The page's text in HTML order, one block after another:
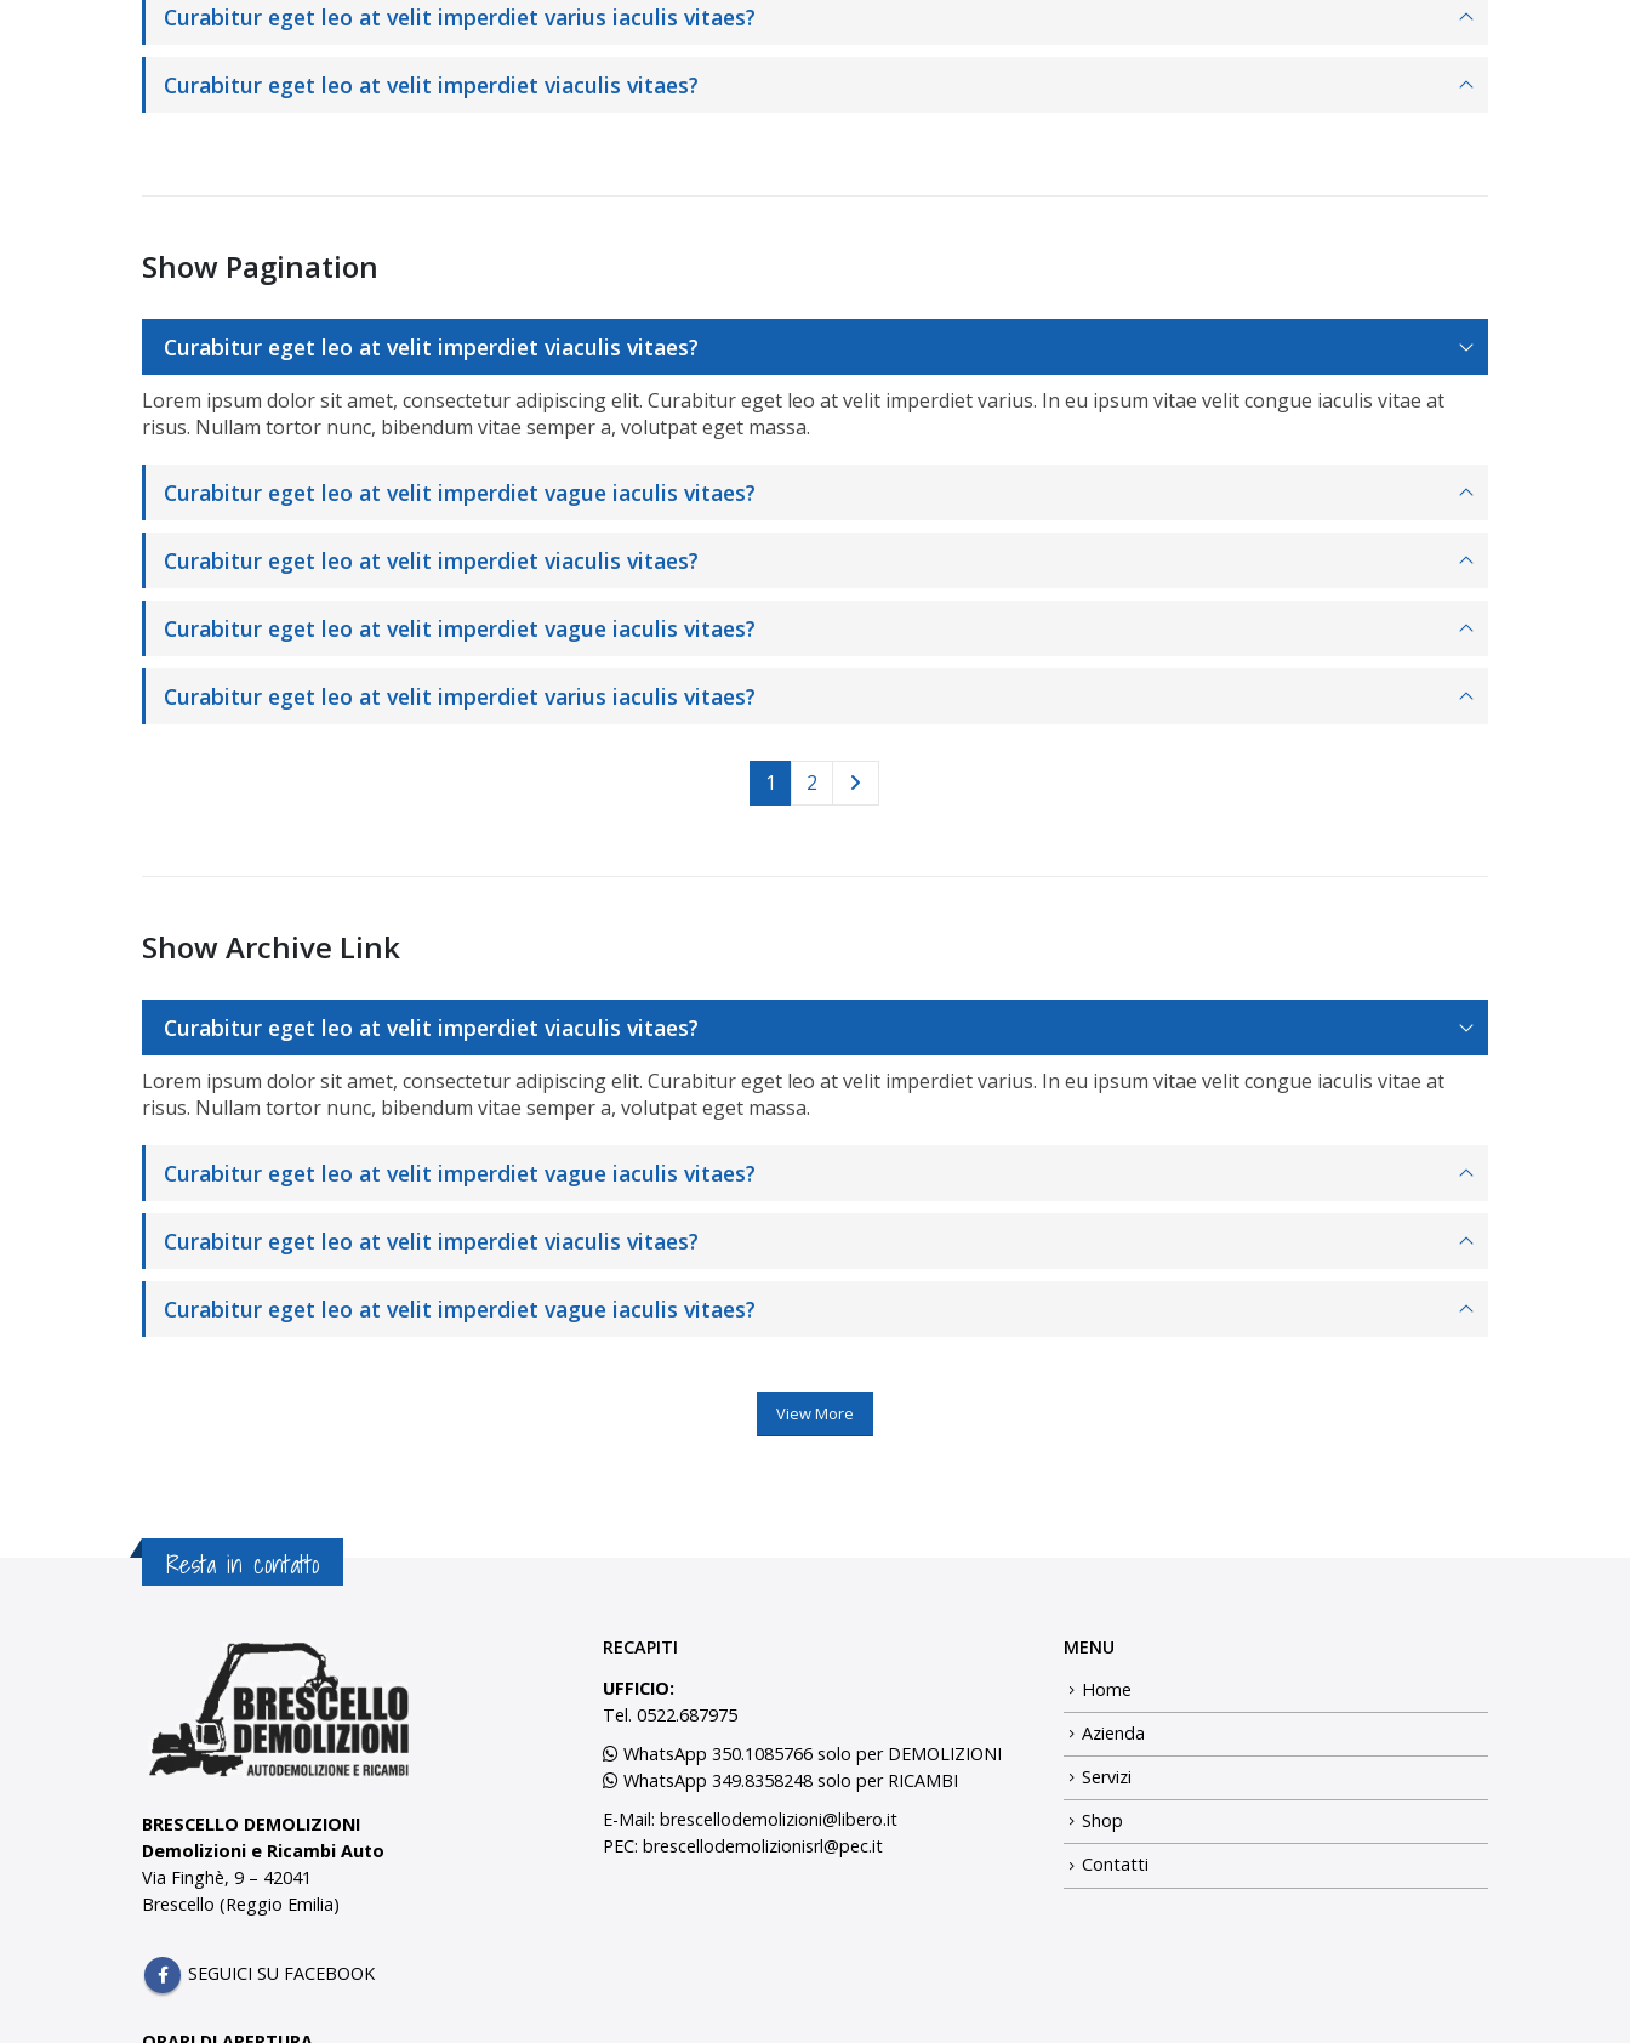
Curabitur eget leo at velit imperdiet varius iaculis vitaes?
Curabitur eget leo at velit imperdiet viaculis vitaes?
Show Pagination
Curabitur eget leo at velit imperdiet viaculis vitaes?
Lorem ipsum dolor sit amet, consectetur adipiscing elit. Curabitur eget leo at velit imperdiet varius. In eu ipsum vitae velit congue iaculis vitae at
risus. Nullam tortor nunc, bibendum vitae semper a, volutpat eget massa.
Curabitur eget leo at velit imperdiet vague iaculis vitaes?
Curabitur eget leo at velit imperdiet viaculis vitaes?
Curabitur eget leo at velit imperdiet vague iaculis vitaes?
Curabitur eget leo at velit imperdiet varius iaculis vitaes?
1 2
Show Archive Link
Curabitur eget leo at velit imperdiet viaculis vitaes?
Lorem ipsum dolor sit amet, consectetur adipiscing elit. Curabitur eget leo at velit imperdiet varius. In eu ipsum vitae velit congue iaculis vitae at
risus. Nullam tortor nunc, bibendum vitae semper a, volutpat eget massa.
Curabitur eget leo at velit imperdiet vague iaculis vitaes?
Curabitur eget leo at velit imperdiet viaculis vitaes?
Curabitur eget leo at velit imperdiet vague iaculis vitaes?
View More
Resta in contatto
BRESCELLO DEMOLIZIONI
Demolizioni e Ricambi Auto
Via Finghè, 9 – 42041
Brescello (Reggio Emilia)
SEGUICI SU FACEBOOK
RECAPITI
UFFICIO:
Tel. 0522.687975
WhatsApp 350.1085766 solo per DEMOLIZIONI
WhatsApp 349.8358248 solo per RICAMBI
E-Mail: brescellodemolizioni@libero.it
PEC: brescellodemolizionisrl@pec.it
MENU
Home
Azienda
Servizi
Shop
Contatti